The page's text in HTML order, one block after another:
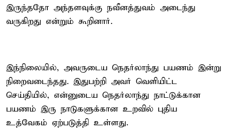
இருந்ததோ அந்தளவுக்கு நவீனத்துவம் அடைந்து
வருகிறது என்றும் கூறினார்.
இந்நிலையில், அவருடைய நெதர்லாந்து பயணம் இன்று
நிறைவடைந்தது. இதுபற்றி அவர் வெளியிட்ட
செய்தியில், என்னுடைய நெதர்லாந்து நாட்டுக்கான
பயணம் இரு நாடுகளுக்கான உறவில் புதிய
உத்வேகம் ஏற்படுத்தி உள்ளது.